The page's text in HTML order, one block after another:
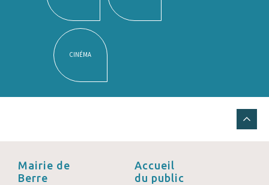
CINÉMA
Mairie de
Berre
Accueil
du public